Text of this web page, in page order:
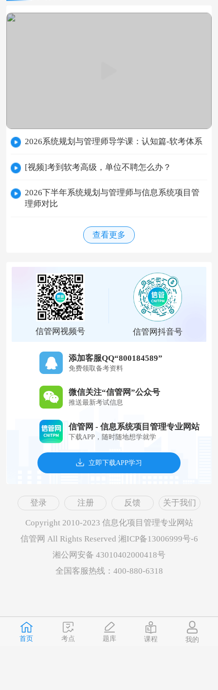
首页 考点 题库 课程 我的
2026系统规划与管理师导学课：认知篇-软考体系
[视频]考到软考高级，单位不聘怎么办？
2026下半年系统规划与管理师与信息系统项目管
理师对比
查看更多
信管网视频号 信管网抖音号
添加客服QQ“800184589”
免费领取备考资料
微信关注“信管网”公众号
推送最新考试信息
信管网 - 信息系统项目管理专业网站
下载APP，随时随地想学就学
立即下载APP学习
登录 注册 反馈 关于我们
Copyright 2010-2023 信息化项目管理专业网站
信管网 All Rights Reserved 湘ICP备13006999号-6
湘公网安备 43010402000418号
全国客服热线：400-880-6318